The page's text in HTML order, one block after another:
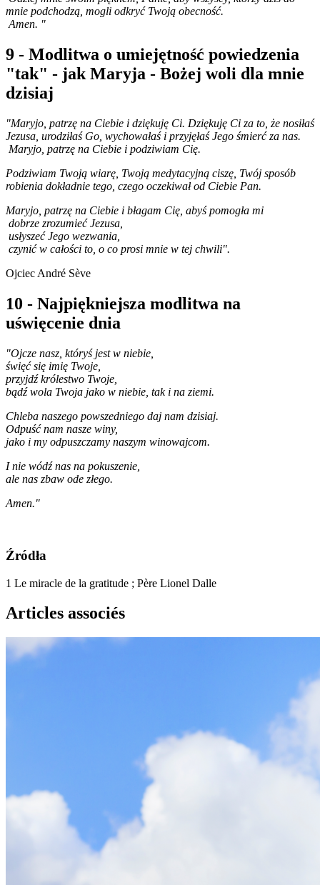
mnie podchodzą, mogli odkryć Twoją obecność.
Amen. "
9 - Modlitwa o umiejętność powiedzenia
"tak" - jak Maryja - Bożej woli dla mnie
dzisiaj
"Maryjo, patrzę na Ciebie i dziękuję Ci. Dziękuję Ci za to, że nosiłaś
Jezusa, urodziłaś Go, wychowałaś i przyjęłaś Jego śmierć za nas.
Maryjo, patrzę na Ciebie i podziwiam Cię.
Podziwiam Twoją wiarę, Twoją medytacyjną ciszę, Twój sposób
robienia dokładnie tego, czego oczekiwał od Ciebie Pan.
Maryjo, patrzę na Ciebie i błagam Cię, abyś pomogła mi
dobrze zrozumieć Jezusa,
usłyszeć Jego wezwania,
czynić w całości to, o co prosi mnie w tej chwili".
Ojciec André Sève
10 - Najpiękniejsza modlitwa na
uświęcenie dnia
"Ojcze nasz, któryś jest w niebie,
święć się imię Twoje,
przyjdź królestwo Twoje,
bądź wola Twoja jako w niebie, tak i na ziemi.
Chleba naszego powszedniego daj nam dzisiaj.
Odpuść nam nasze winy,
jako i my odpuszczamy naszym winowajcom.
I nie wódź nas na pokuszenie,
ale nas zbaw ode złego.
Amen."
Źródła
1 Le miracle de la gratitude ; Père Lionel Dalle
Articles associés